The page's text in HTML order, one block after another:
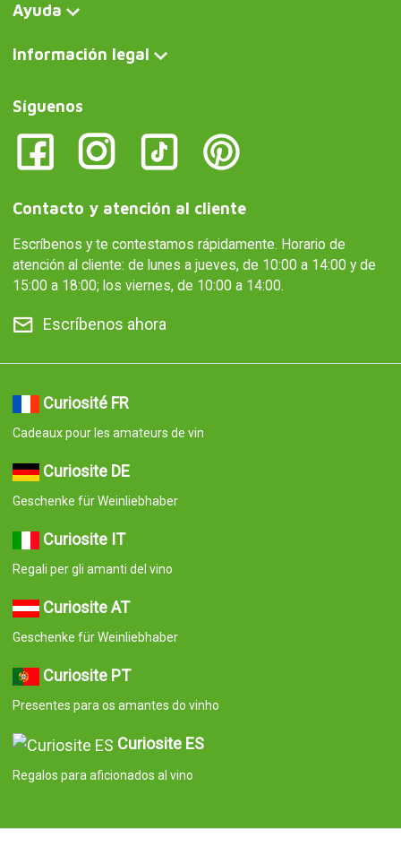
Ayuda
Información legal
Síguenos
Contacto y atención al cliente
Escríbenos y te contestamos rápidamente. Horario de
atención al cliente: de lunes a jueves, de 10:00 a 14:00 y de
15:00 a 18:00; los viernes, de 10:00 a 14:00.
Escríbenos ahora
Curiosité FR
Cadeaux pour les amateurs de vin
Curiosite DE
Geschenke für Weinliebhaber
Curiosite IT
Regali per gli amanti del vino
Curiosite AT
Geschenke für Weinliebhaber
Curiosite PT
Presentes para os amantes do vinho
Curiosite ES
Regalos para aficionados al vino